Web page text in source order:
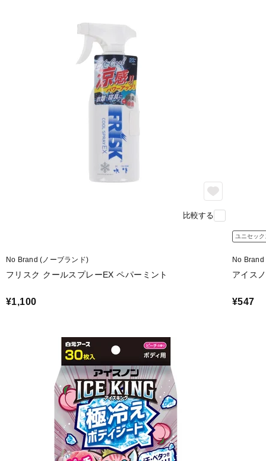
比較する
No Brand (ノーブランド)
フリスク クールスプレーEX ペパーミント
¥1,100
ユニセック
No Brand
アイス
¥547